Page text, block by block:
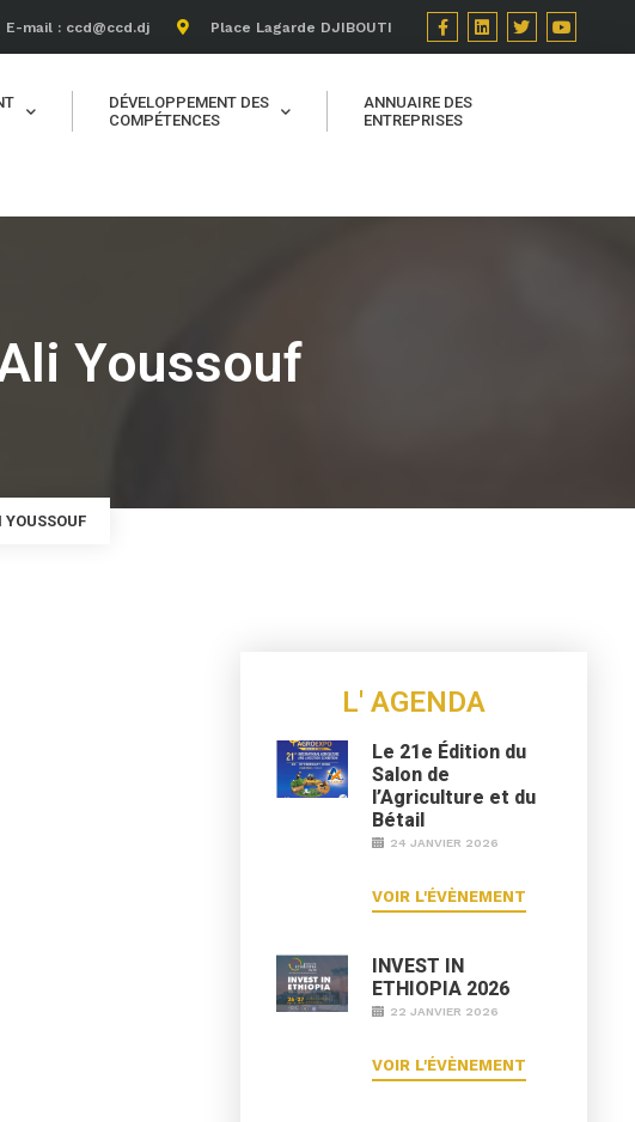
E-mail : ccd@ccd.dj Place Lagarde DJIBOUTI
DÉVELOPPEMENT DES
COMPÉTENCES
ANNUAIRE DES
ENTREPRISES
Youssouf
L' AGENDA
Le 21e Édition du
Salon de
l’Agriculture et du
Bétail
24 JANVIER 2026
VOIR L'ÉVÈNEMENT
INVEST IN
ETHIOPIA 2026
22 JANVIER 2026
VOIR L'ÉVÈNEMENT